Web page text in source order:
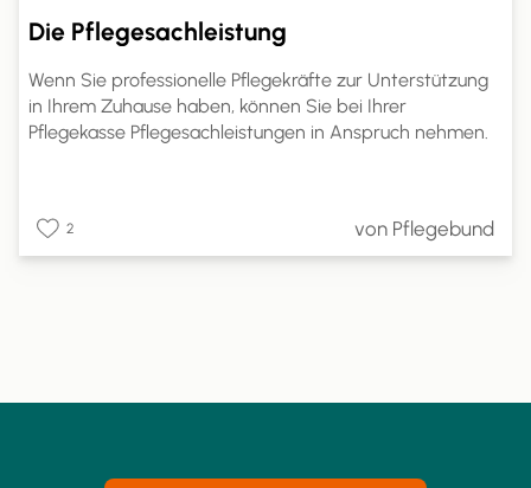
Die Pflegesachleistung
Wenn Sie professionelle Pflegekräfte zur Unterstützung
in Ihrem Zuhause haben, können Sie bei Ihrer
Pflegekasse Pflegesachleistungen in Anspruch nehmen.
können, wie hoch Ihr Anspruch ist und wie Sie die
Pflegesachleistungen beantragen können.
2 von Pflegebund